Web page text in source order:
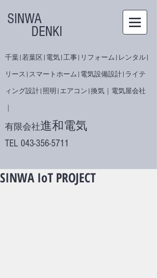
SINWA
DENKI
千葉|若葉区|電気|工事|リフォーム|レンタル|
リース|スマートホーム|電気設備設計|ライテ
ィング設計|照明|エアコン|換気｜電気屋会社
有限会社進和電気
​TEL 043-356-5711
SINWA IoT PROJECT